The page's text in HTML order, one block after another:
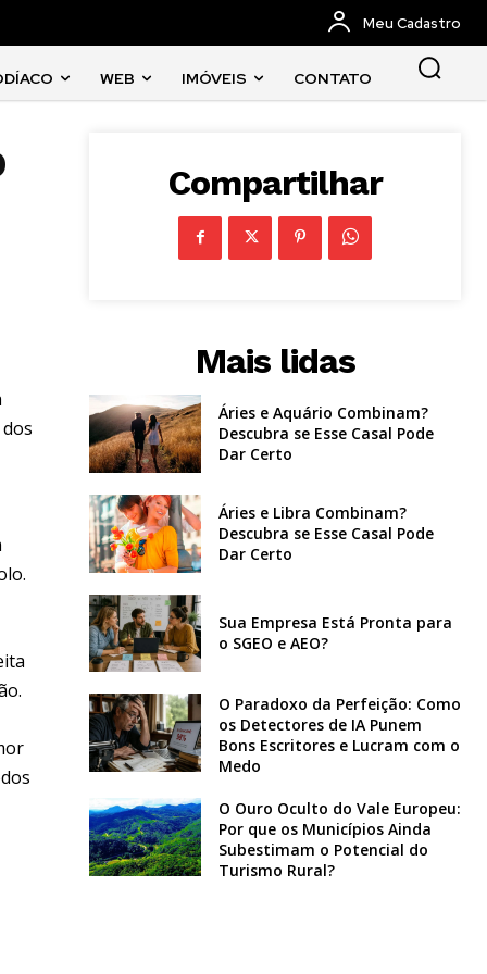
Meu Cadastro
WEB IMÓVEIS CONTATO
Compartilhar
Mais lidas
Áries e Aquário Combinam?
Descubra se Esse Casal Pode
Dar Certo
Áries e Libra Combinam?
Descubra se Esse Casal Pode
Dar Certo
Sua Empresa Está Pronta para
o SGEO e AEO?
O Paradoxo da Perfeição: Como
os Detectores de IA Punem
Bons Escritores e Lucram com o
Medo
O Ouro Oculto do Vale Europeu:
Por que os Municípios Ainda
Subestimam o Potencial do
Turismo Rural?